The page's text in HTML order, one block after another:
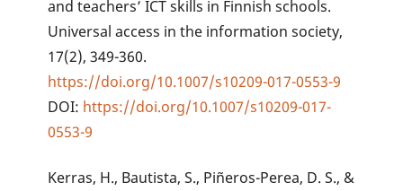
and teachers’ ICT skills in Finnish schools.
Universal access in the information society,
17(2), 349-360.
https://doi.org/10.1007/s10209-017-0553-9
DOI: https://doi.org/10.1007/s10209-017-
0553-9
Kerras, H., Bautista, S., Piñeros-Perea, D. S., &